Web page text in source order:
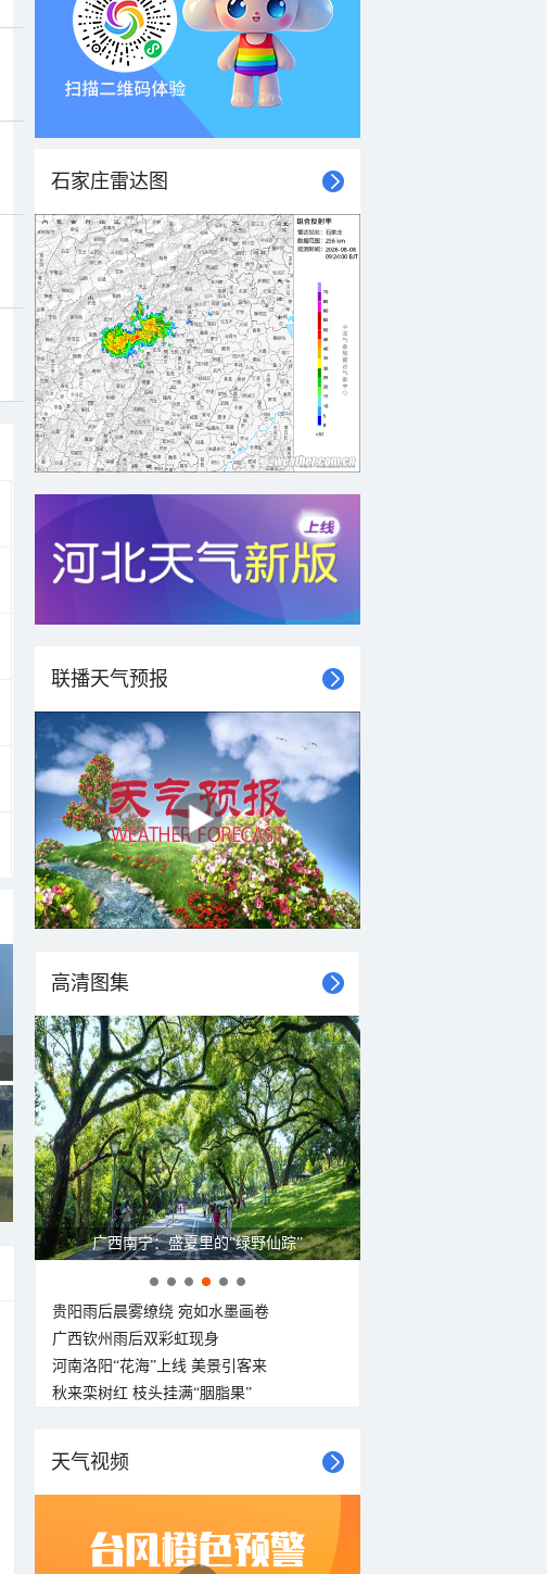
石家庄雷达图
联播天气预报
高清图集
广西南宁：盛夏里的“绿野仙踪”
贵阳雨后晨雾缭绕 宛如水墨画卷
广西钦州雨后双彩虹现身
河南洛阳“花海”上线 美景引客来
秋来栾树红 枝头挂满“胭脂果”
天气视频